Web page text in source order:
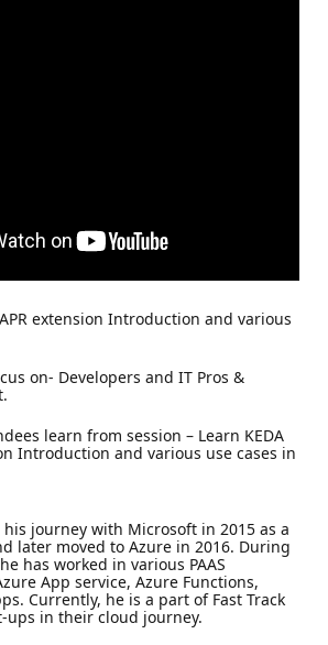
extension Introduction and various
on- Developers and IT Pros &
learn from session – Learn KEDA
Introduction and various use cases in
journey with Microsoft in 2015 as a
later moved to Azure in 2016. During
has worked in various PAAS
App service, Azure Functions,
Currently, he is a part of Fast Track
in their cloud journey.